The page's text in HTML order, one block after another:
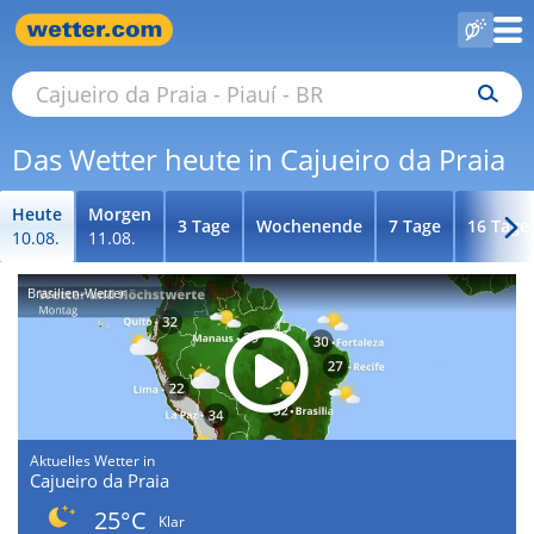
Das Wetter heute in Cajueiro da Praia
Heute
10.08.
Morgen
11.08.
3 Tage Wochenende 7 Tage 16 Tage
Brasilien-Wetter
Aktuelles Wetter in
Cajueiro da Praia
25°C
Klar